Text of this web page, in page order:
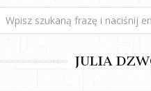
JULIA